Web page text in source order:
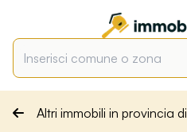
Altri immobili in provincia